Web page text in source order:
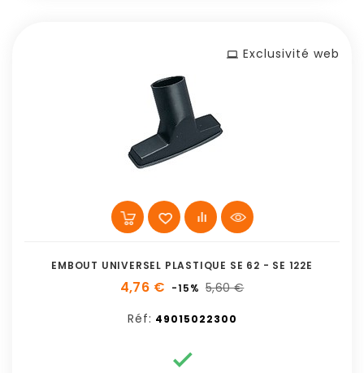
Exclusivité web
EMBOUT UNIVERSEL PLASTIQUE SE 62 - SE 122E
4,76 € -15% 5,60 €
Réf: 49015022300
